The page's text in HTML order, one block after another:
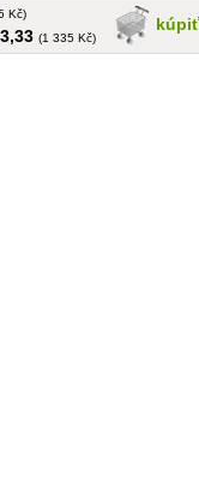
kúpiť
Kč)
(1 335 Kč)